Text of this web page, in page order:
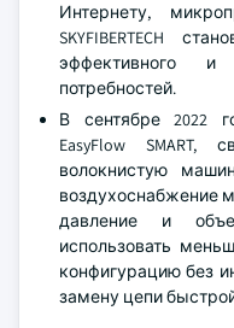
Интернету,
SKYFIBERTECH
эффективного и
потребностей.
В сентябре 2022
EasyFlow SMART,
волокнистую
воздухоснабжение
давление и
использовать
конфигурацию без
замену цепи